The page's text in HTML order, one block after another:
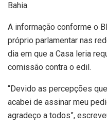
Bahia.
A informação conforme o
próprio parlamentar nas
dia em que a Casa leria
comissão contra o edil.
“Devido as percepções
acabei de assinar meu
agradeço a todos”,